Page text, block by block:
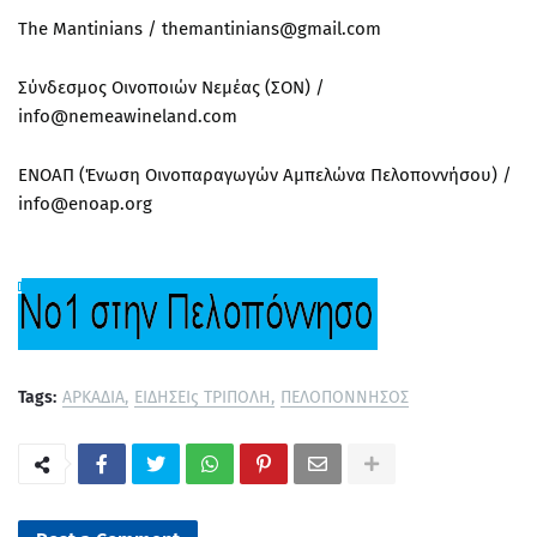
The Mantinians / themantinians@gmail.com
Σύνδεσμος Οινοποιών Νεμέας (ΣΟΝ) /
info@nemeawineland.com
ΕΝΟΑΠ (Ένωση Οινοπαραγωγών Αμπελώνα Πελοποννήσου) /
info@enoap.org
Tags: ΑΡΚΑΔΙΑ ΕΙΔΗΣΕΙς ΤΡΙΠΟΛΗ ΠΕΛΟΠΟΝΝΗΣΟΣ